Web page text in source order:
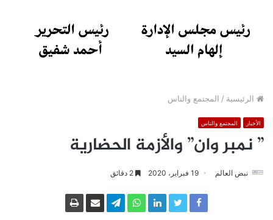
الرئيسية / المجتمع والناس
الأخبار المجتمع والناس
” نمبر وان” والأزمة الحضارية
نبض العالم 19 فبراير، 2020